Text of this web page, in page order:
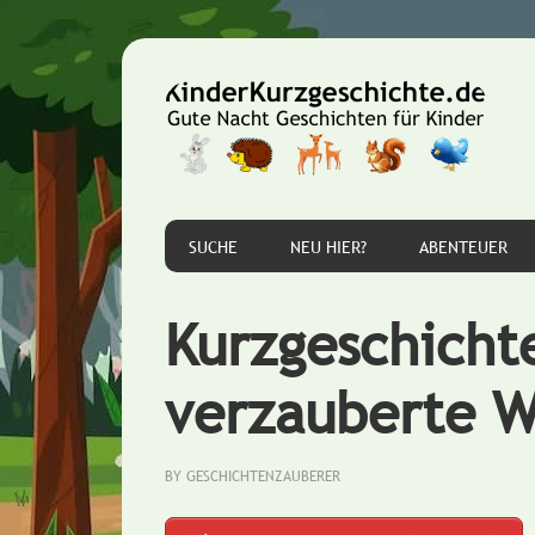
Hauptnavigation
springen
springen
Seitenspalte
springen
SUCHE NEU HIER? ABENTEUER
verzauberte
BY GESCHICHTENZAUBERER